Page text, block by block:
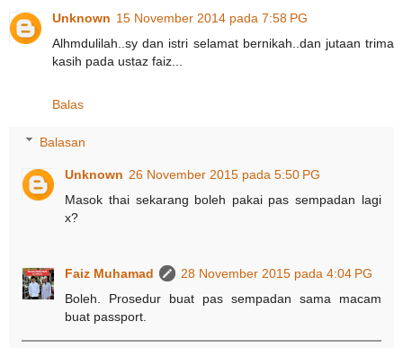
Unknown 15 November 2014 pada 7:58 PG
Alhmdulilah..sy dan istri selamat bernikah..dan jutaan trima
kasih pada ustaz faiz...
Balas
Balasan
Unknown 26 November 2015 pada 5:50 PG
Masok thai sekarang boleh pakai pas sempadan lagi
x?
Faiz Muhamad
28 November 2015 pada 4:04 PG
Boleh. Prosedur buat pas sempadan sama macam
buat passport.